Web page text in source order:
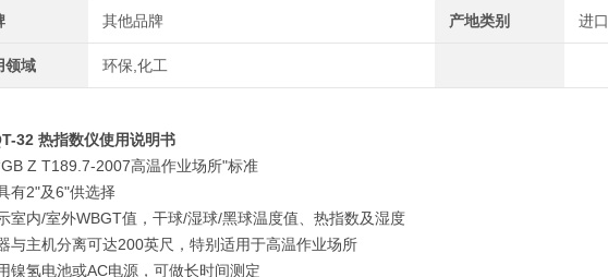
其他品牌 产地类别 进口
领域 环保,化工
32 热指数仪使用说明书
Z T189.7-2007高温作业场所"标准
有2"及6"供选择
室内/室外WBGT值，干球/湿球/黑球温度值、热指数及湿度
与主机分离可达200英尺，特别适用于高温作业场所
镍氢电池或AC电源，可做长时间测定